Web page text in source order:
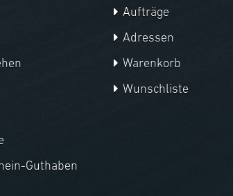
Guthaben
Aufträge
Adressen
Warenkorb
Wunschliste